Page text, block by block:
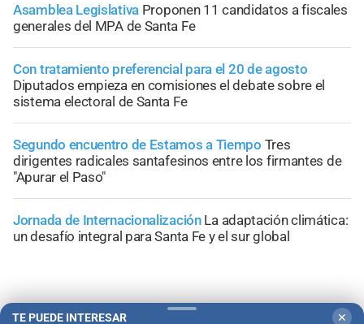
Asamblea Legislativa Proponen 11 candidatos a fiscales
generales del MPA de Santa Fe
Con tratamiento preferencial para el 20 de agosto
Diputados empieza en comisiones el debate sobre el
sistema electoral de Santa Fe
Segundo encuentro de Estamos a Tiempo Tres
dirigentes radicales santafesinos entre los firmantes de
"Apurar el Paso"
Jornada de Internacionalización La adaptación climática:
un desafío integral para Santa Fe y el sur global
TE PUEDE INTERESAR ✕